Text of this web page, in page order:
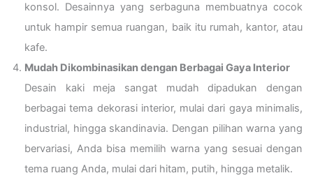
konsol. Desainnya yang serbaguna membuatnya cocok
untuk hampir semua ruangan, baik itu rumah, kantor, atau
kafe.
Mudah Dikombinasikan dengan Berbagai Gaya Interior
Desain kaki meja sangat mudah dipadukan dengan
berbagai tema dekorasi interior, mulai dari gaya minimalis,
industrial, hingga skandinavia. Dengan pilihan warna yang
bervariasi, Anda bisa memilih warna yang sesuai dengan
tema ruang Anda, mulai dari hitam, putih, hingga metalik.